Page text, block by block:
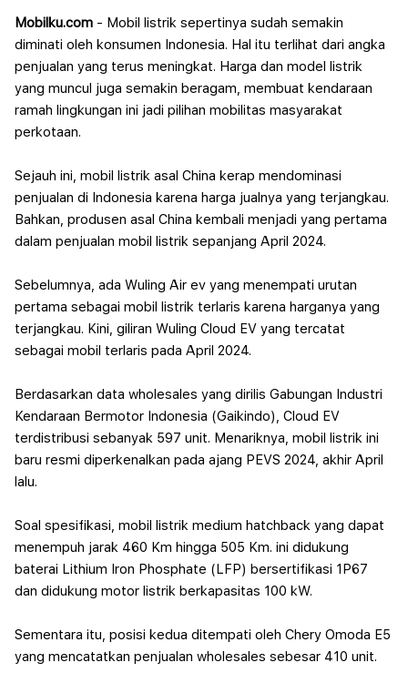
Mobilku.com - Mobil listrik sepertinya sudah semakin
diminati oleh konsumen Indonesia. Hal itu terlihat dari angka
penjualan yang terus meningkat. Harga dan model listrik
yang muncul juga semakin beragam, membuat kendaraan
ramah lingkungan ini jadi pilihan mobilitas masyarakat
perkotaan.
Sejauh ini, mobil listrik asal China kerap mendominasi
penjualan di Indonesia karena harga jualnya yang terjangkau.
Bahkan, produsen asal China kembali menjadi yang pertama
dalam penjualan mobil listrik sepanjang April 2024.
Sebelumnya, ada Wuling Air ev yang menempati urutan
pertama sebagai mobil listrik terlaris karena harganya yang
terjangkau. Kini, giliran Wuling Cloud EV yang tercatat
sebagai mobil terlaris pada April 2024.
Berdasarkan data wholesales yang dirilis Gabungan Industri
Kendaraan Bermotor Indonesia (Gaikindo), Cloud EV
terdistribusi sebanyak 597 unit. Menariknya, mobil listrik ini
baru resmi diperkenalkan pada ajang PEVS 2024, akhir April
lalu.
Soal spesifikasi, mobil listrik medium hatchback yang dapat
menempuh jarak 460 Km hingga 505 Km. ini didukung
baterai Lithium Iron Phosphate (LFP) bersertifikasi 1P67
dan didukung motor listrik berkapasitas 100 kW.
Sementara itu, posisi kedua ditempati oleh Chery Omoda E5
yang mencatatkan penjualan wholesales sebesar 410 unit.